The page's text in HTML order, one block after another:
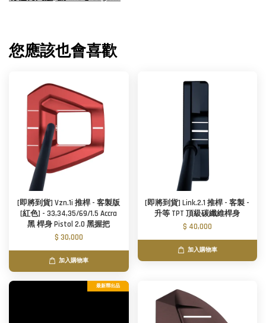
您應該也會喜歡
[即將到貨] Vzn.1i 推桿 - 客製版
[紅色] - 33,34,35/69/1.5 Accra
黑 桿身 Pistol 2.0 黑握把
$ 30,000
加入購物車
[即將到貨] Link.2.1 推桿 - 客製 -
升等 TPT 頂級碳纖維桿身
$ 40,000
加入購物車
最新釋出品